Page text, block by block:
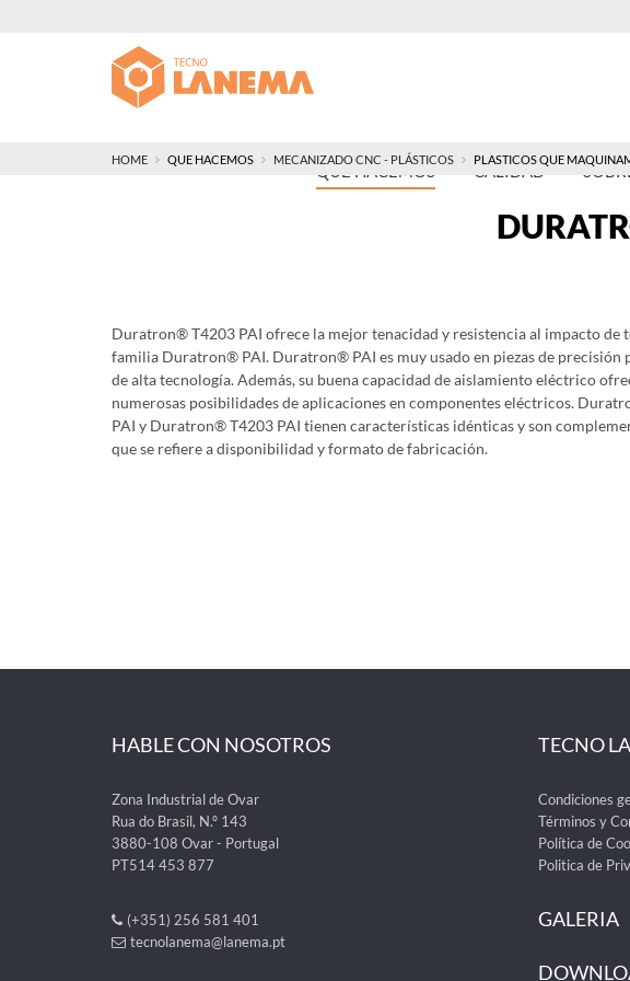
QUE HACEMOS CALIDAD
HOME QUE HACEMOS MECANIZADO CNC - PLÁSTICOS PLASTICOS QUE
Duratron® T4203 PAI ofrece la mejor tenacidad y resistencia al impacto de
familia Duratron® PAI. Duratron® PAI es muy usado en piezas de precisión
de alta tecnología. Además, su buena capacidad de aislamiento eléctrico
numerosas posibilidades de aplicaciones en componentes eléctricos.
PAI y Duratron® T4203 PAI tienen características idénticas y son
que se refiere a disponibilidad y formato de fabricación.
HABLE CON NOSOTROS
Zona Industrial de Ovar
Rua do Brasil, N.º 143
3880-108 Ovar - Portugal
PT514 453 877
(+351) 256 581 401
tecnolanema@lanema.pt
TECNO
Condiciones
Términos y
Política de
Politica de
GALERIA